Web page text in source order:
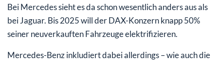
Bei Mercedes sieht es da schon wesentlich anders aus als
bei Jaguar. Bis 2025 will der DAX-Konzern knapp 50%
seiner neuverkauften Fahrzeuge elektrifizieren.
Mercedes-Benz inkludiert dabei allerdings – wie auch die